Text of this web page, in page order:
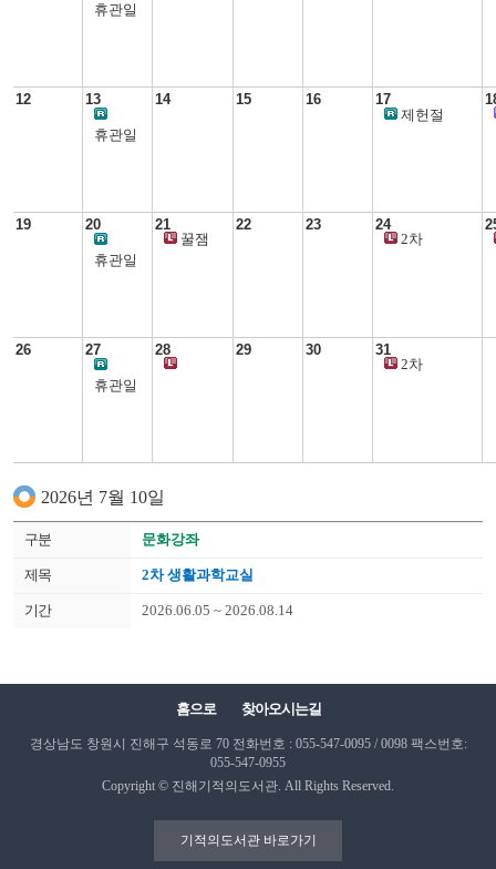
휴관일
12 13
휴관일
14 15 16
17
제헌절
19 20
휴관일
21
꿀잼
22 23
24
2차
26 27
휴관일
28
29 30
31
2차
2026년 7월 10일
문화강좌
2차 생활과학교실
2026.06.05 ~ 2026.08.14
홈으로 찾아오시는길
경상남도 창원시 진해구 석동로 70전화번호 : 055-547-0095 / 0098팩스번호:
055-547-0955
Copyright © 진해기적의도서관. All Rights Reserved.
기적의도서관 바로가기